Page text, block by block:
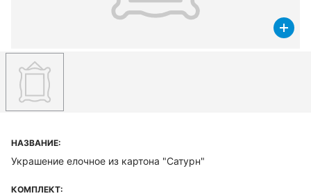
НАЗВАНИЕ:
Украшение елочное из картона "Сатурн"
КОМПЛЕКТ: